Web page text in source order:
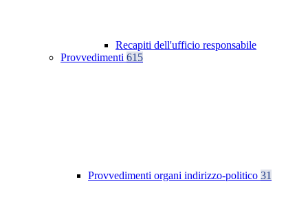
Recapiti dell'ufficio responsabile
Provvedimenti 615
Provvedimenti organi indirizzo-politico 31